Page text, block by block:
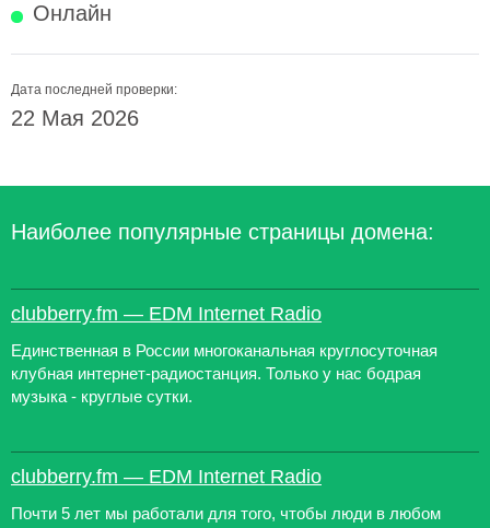
Онлайн
Дата последней проверки:
22 Мая 2026
Наиболее популярные страницы домена:
clubberry.fm — EDM Internet Radio
Единственная в России многоканальная круглосуточная
клубная интернет-радиостанция. Только у нас бодрая
музыка - круглые сутки.
clubberry.fm — EDM Internet Radio
Почти 5 лет мы работали для того, чтобы люди в любом